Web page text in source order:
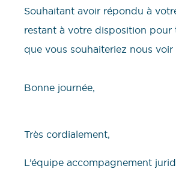
Souhaitant avoir répondu à
restant à votre disposition pour
que vous souhaiteriez nous
Bonne journée,
​Très cordialement,
L’équipe accompagnement